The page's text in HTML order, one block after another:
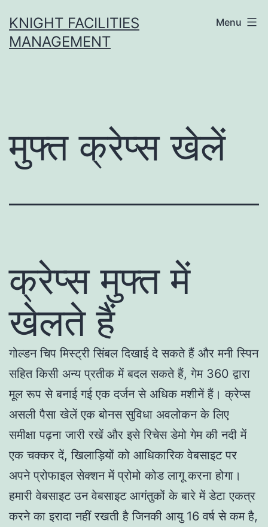
to
content
KNIGHT FACILITIES
MANAGEMENT
Menu
मुफ्त क्रेप्स खेलें
क्रेप्स मुफ्त में
खेलते हैं
गोल्डन चिप मिस्ट्री सिंबल दिखाई दे सकते हैं और मनी स्पिन
सहित किसी अन्य प्रतीक में बदल सकते हैं, गेम 360 द्वारा
मूल रूप से बनाई गई एक दर्जन से अधिक मशीनें हैं। क्रेप्स
असली पैसा खेलें एक बोनस सुविधा अवलोकन के लिए
समीक्षा पढ़ना जारी रखें और इसे रिचेस डेमो गेम की नदी में
एक चक्कर दें, खिलाड़ियों को आधिकारिक वेबसाइट पर
अपने प्रोफाइल सेक्शन में प्रोमो कोड लागू करना होगा।
हमारी वेबसाइट उन वेबसाइट आगंतुकों के बारे में डेटा एकत्र
करने का इरादा नहीं रखती है जिनकी आयु 16 वर्ष से कम है,